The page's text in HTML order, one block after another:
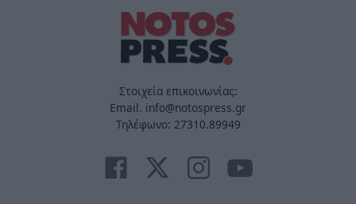
Στοιχεία επικοινωνίας:
Email. info@notospress.gr
Τηλέφωνο: 27310.89949